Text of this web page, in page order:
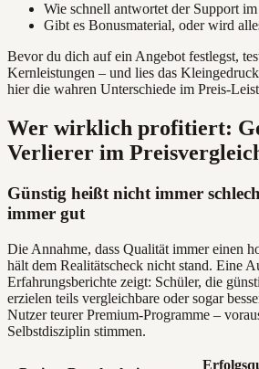
Wie schnell antwortet der Support
Gibt es Bonusmaterial, oder wird
Bevor du dich auf ein Angebot festlegst,
Kernleistungen – und lies das
hier die wahren Unterschiede im Preis-
Wer wirklich profitiert:
Verlierer im
Günstig heißt nicht immer
immer gut
Die Annahme, dass Qualität immer einen
hält dem Realitätscheck nicht stand. Eine
Erfahrungsberichte zeigt: Schüler, die
erzielen teils vergleichbare oder sogar
Nutzer teurer Premium-Programme –
Selbstdisziplin stimmen.